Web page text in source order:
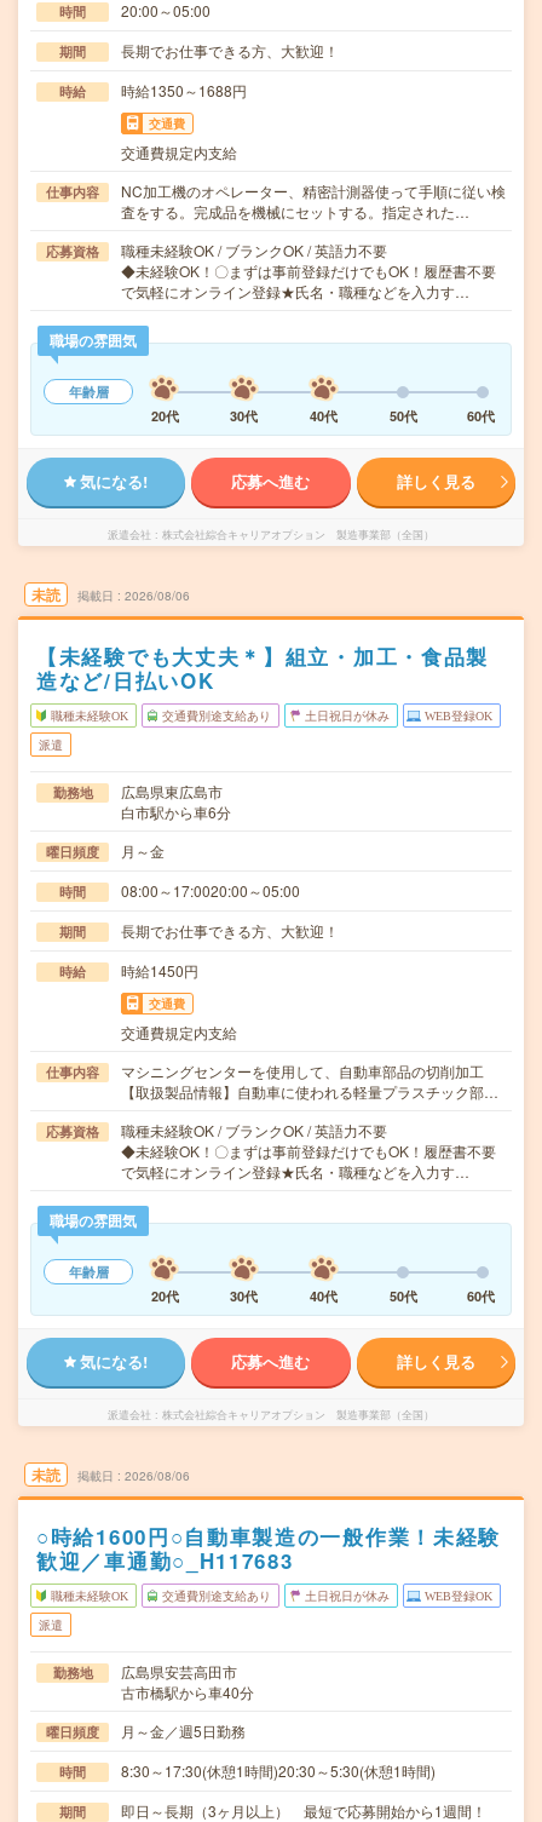
時間 20:00～05:00
期間 長期でお仕事できる方、大歓迎！
時給 時給1350～1688円
交通費
交通費規定内支給
仕事内容
NC加工機のオペレーター、精密計測器使って手順に従い検
査をする。完成品を機械にセットする。指定された…
応募資格
職種未経験OK / ブランクOK / 英語力不要
◆未経験OK！〇まずは事前登録だけでもOK！履歴書不要
で気軽にオンライン登録★氏名・職種などを入力す…
職場の雰囲気
年齢層
20代
30代 40代 50代 60代
気になる! 応募へ進む 詳しく見る
派遣会社 株式会社綜合キャリアオプション 製造事業部（全国）
未読 掲載日 2026/08/06
【未経験でも大丈夫＊】組立・加工・食品製
造など/日払いOK
職種未経験OK 交通費別途支給あり 土日祝日が休み WEB登録OK
派遣
勤務地
広島県東広島市
白市駅から車6分
曜日頻度 月～金
時間 08:00～17:0020:00～05:00
期間 長期でお仕事できる方、大歓迎！
時給 時給1450円
交通費
交通費規定内支給
仕事内容
マシニングセンターを使用して、自動車部品の切削加工
【取扱製品情報】自動車に使われる軽量プラスチック部…
応募資格
職種未経験OK / ブランクOK / 英語力不要
◆未経験OK！〇まずは事前登録だけでもOK！履歴書不要
で気軽にオンライン登録★氏名・職種などを入力す…
職場の雰囲気
年齢層
20代
30代 40代 50代 60代
気になる! 応募へ進む 詳しく見る
派遣会社 株式会社綜合キャリアオプション 製造事業部（全国）
未読 掲載日 2026/08/06
○時給1600円○自動車製造の一般作業！未経験
歓迎／車通勤○_H117683
職種未経験OK 交通費別途支給あり 土日祝日が休み WEB登録OK
派遣
勤務地
広島県安芸高田市
古市橋駅から車40分
曜日頻度 月～金／週5日勤務
時間 8:30～17:30(休憩1時間)20:30～5:30(休憩1時間)
期間 即日～長期（3ヶ月以上） 最短で応募開始から1週間！